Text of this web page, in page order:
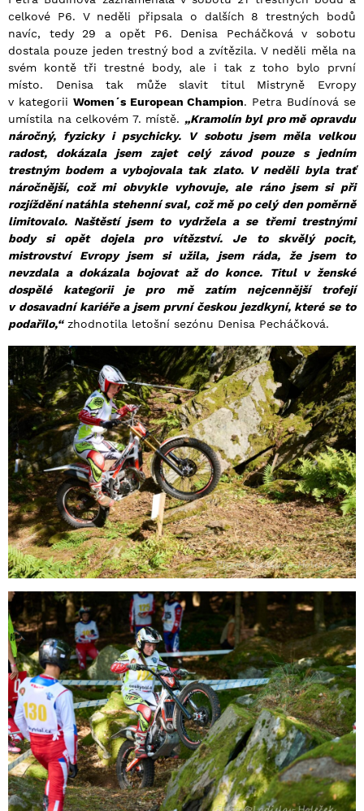
celkové P6. V neděli připsala o dalších 8 trestných bodů
navíc, tedy 29 a opět P6. Denisa Pecháčková v sobotu
dostala pouze jeden trestný bod a zvítězila. V neděli měla na
svém kontě tři trestné body, ale i tak z toho bylo první
místo. Denisa tak může slavit titul Mistryně Evropy
v kategorii Women´s European Champion. Petra Budínová se
umístila na celkovém 7. místě. „Kramolín byl pro mě opravdu
náročný, fyzicky i psychicky. V sobotu jsem měla velkou
radost, dokázala jsem zajet celý závod pouze s jedním
trestným bodem a vybojovala tak zlato. V neděli byla trať
náročnější, což mi obvykle vyhovuje, ale ráno jsem si při
rozjíždění natáhla stehenní sval, což mě po celý den poměrně
limitovalo. Naštěstí jsem to vydržela a se třemi trestnými
body si opět dojela pro vítězství. Je to skvělý pocit,
mistrovství Evropy jsem si užila, jsem ráda, že jsem to
nevzdala a dokázala bojovat až do konce. Titul v ženské
dospělé kategorii je pro mě zatím nejcennější trofejí
v dosavadní kariéře a jsem první českou jezdkyní, které se to
podařilo,“zhodnotila letošní sezónu Denisa Pecháčková.